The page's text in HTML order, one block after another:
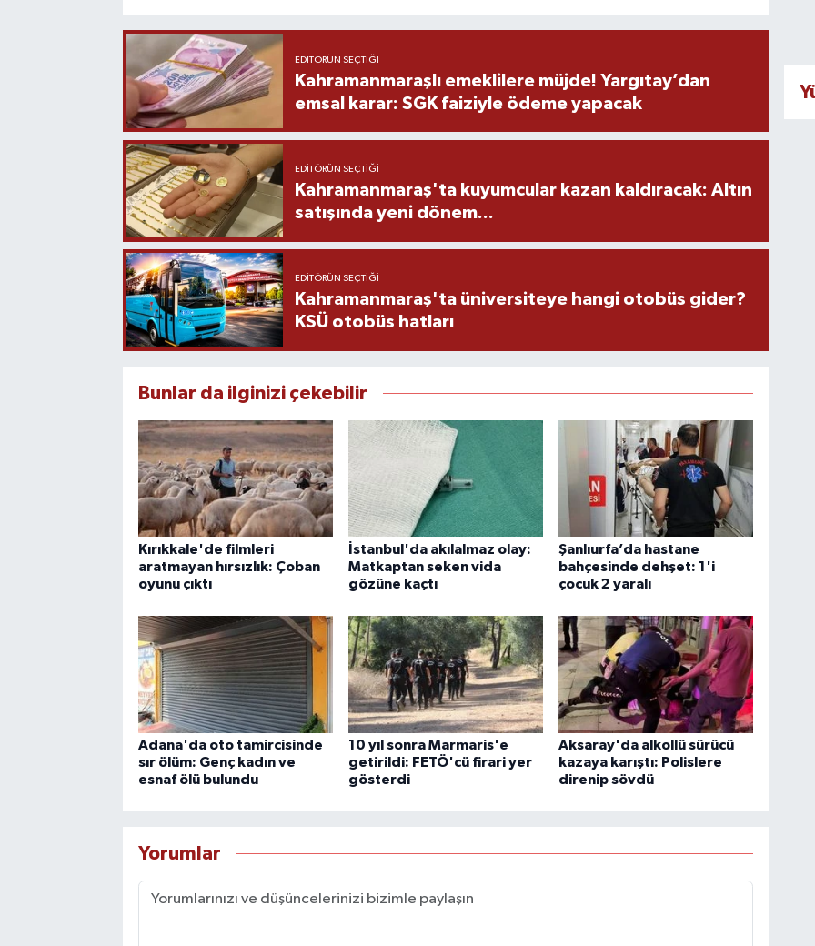
EDITÖRÜN SEÇTIĞI
Kahramanmaraşlı emeklilere müjde! Yargıtay’dan
emsal karar: SGK faiziyle ödeme yapacak
EDITÖRÜN SEÇTIĞI
Kahramanmaraş'ta kuyumcular kazan kaldıracak: Altın
satışında yeni dönem...
EDITÖRÜN SEÇTIĞI
Kahramanmaraş'ta üniversiteye hangi otobüs gider?
KSÜ otobüs hatları
Bunlar da ilginizi çekebilir
Kırıkkale'de filmleri
aratmayan hırsızlık: Çoban
oyunu çıktı
İstanbul'da akılalmaz olay:
Matkaptan seken vida
gözüne kaçtı
Şanlıurfa’da hastane
bahçesinde dehşet: 1'i
çocuk 2 yaralı
Adana'da oto tamircisinde
sır ölüm: Genç kadın ve
esnaf ölü bulundu
10 yıl sonra Marmaris'e
getirildi: FETÖ'cü firari yer
gösterdi
Aksaray'da alkollü sürücü
kazaya karıştı: Polislere
direnip sövdü
Yorumlar